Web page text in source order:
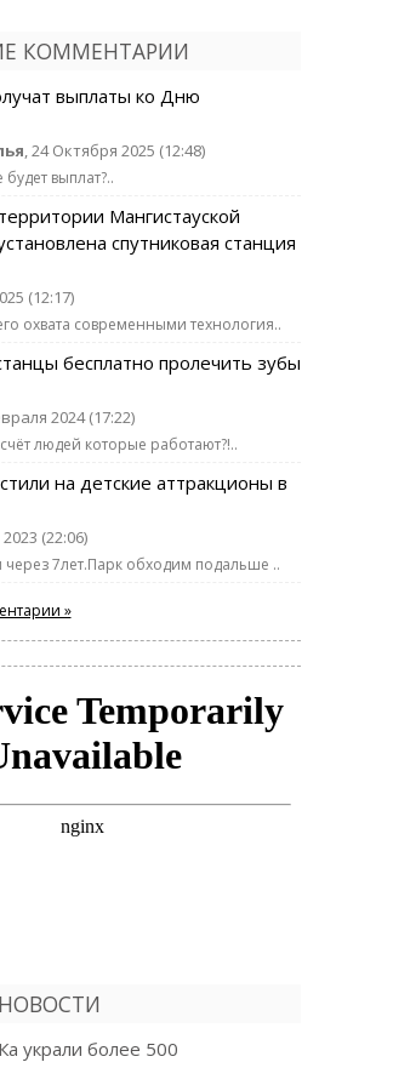
КОММЕНТАРИИ
выплаты ко Дню
, 24 Октября 2025 (12:48)
выплат?..
Мангистауской
спутниковая станция
(12:17)
охвата современными технология..
бесплатно пролечить зубы
2024 (17:22)
людей которые работают?!..
на детские аттракционы в
(22:06)
7лет.Парк обходим подальше ..
»
украли более 500